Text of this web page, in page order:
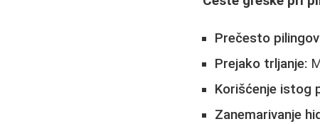
Prečesto
Prejako trljanje:
Korišćenje istog
Zanemarivanje